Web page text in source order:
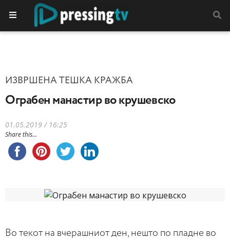
ИЗВРШЕНА ТЕШКА КРАЖБА
Ограбен манастир во крушевско
01.05.2019 / 16:25
Share this...
Во текот на вчерашниот ден, нешто по пладне во